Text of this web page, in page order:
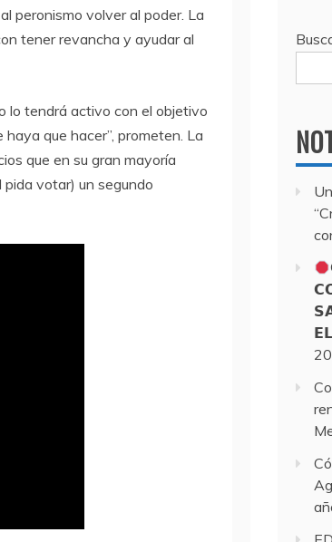
peronismo volver al poder. La
tener revancha y ayudar al
lo tendrá activo con el objetivo
que hacer”, prometen. La
que en su gran mayoría
pida votar) un segundo